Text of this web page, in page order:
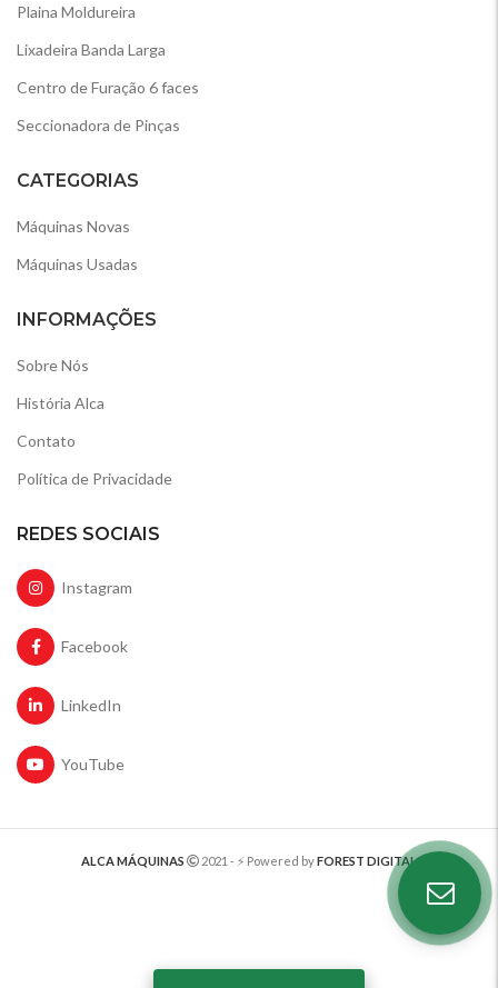
Plaina Moldureira
Lixadeira Banda Larga
Centro de Furação 6 faces
Seccionadora de Pinças
CATEGORIAS
Máquinas Novas
Máquinas Usadas
INFORMAÇÕES
Sobre Nós
História Alca
Contato
Política de Privacidade
REDES SOCIAIS
Instagram
Facebook
LinkedIn
YouTube
ALCA MÁQUINAS 2021 - ⚡️ Powered byFOREST DIGITAL